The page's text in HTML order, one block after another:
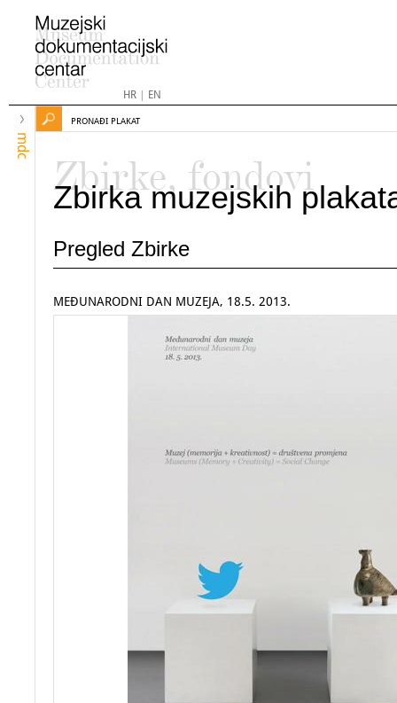
HR| EN
mdc
PRONAĐI PLAKAT
Zbirke, fondovi
Zbirka muzejskih
Pregled Zbirke
MEĐUNARODNI DAN MUZEJA, 18.5. 2013.